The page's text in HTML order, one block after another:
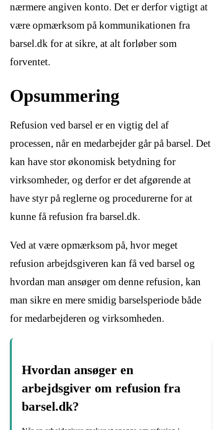
nærmere angiven konto. Det er derfor vigtigt at
være opmærksom på kommunikationen fra
barsel.dk for at sikre, at alt forløber som
forventet.
Opsummering
Refusion ved barsel er en vigtig del af
processen, når en medarbejder går på barsel. Det
kan have stor økonomisk betydning for
virksomheder, og derfor er det afgørende at
have styr på reglerne og procedurerne for at
kunne få refusion fra barsel.dk.
Ved at være opmærksom på, hvor meget
refusion arbejdsgiveren kan få ved barsel og
hvordan man ansøger om denne refusion, kan
man sikre en mere smidig barselsperiode både
for medarbejderen og virksomheden.
Hvordan ansøger en
arbejdsgiver om refusion fra
barsel.dk?